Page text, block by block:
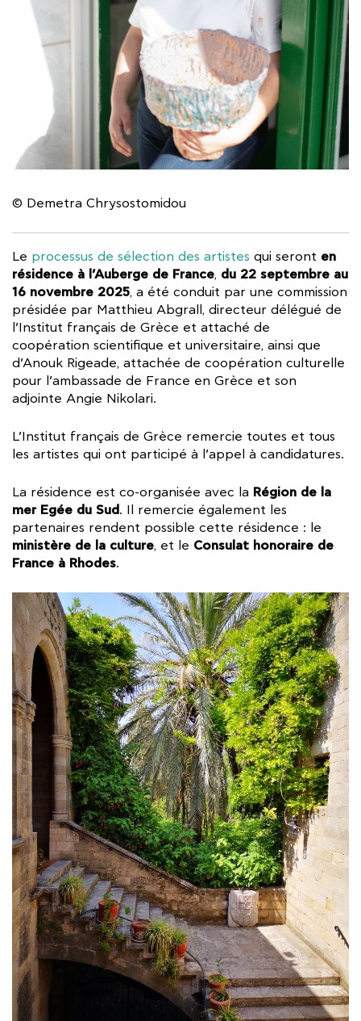
© Demetra Chrysostomidou
Le processus de sélection des artistes qui seront en
résidence à l’Auberge de France, du 22 septembre au
16 novembre 2025, a été conduit par une commission
présidée par Matthieu Abgrall, directeur délégué de
l’Institut français de Grèce et attaché de
coopération scientifique et universitaire, ainsi que
d’Anouk Rigeade, attachée de coopération culturelle
pour l’ambassade de France en Grèce et son
adjointe Angie Nikolari.
L’Institut français de Grèce remercie toutes et tous
les artistes qui ont participé à l’appel à candidatures.
La résidence est co-organisée avec la Région de la
mer Egée du Sud. Il remercie également les
partenaires rendent possible cette résidence : le
ministère de la culture, et le Consulat honoraire de
France à Rhodes.